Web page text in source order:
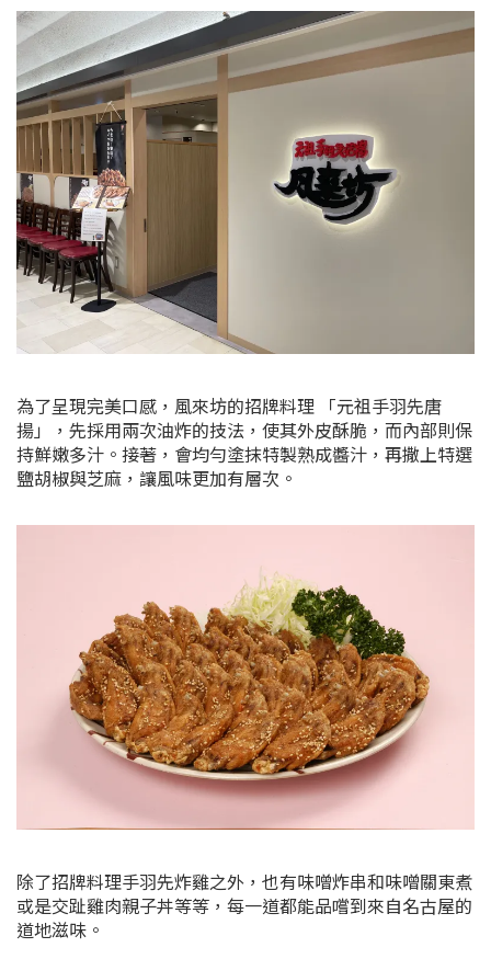
為了呈現完美口感，風來坊的招牌料理 「元祖手羽先唐
揚」，先採用兩次油炸的技法，使其外皮酥脆，而內部則保
持鮮嫩多汁。接著，會均勻塗抹特製熟成醬汁，再撒上特選
鹽胡椒與芝麻，讓風味更加有層次。
除了招牌料理手羽先炸雞之外，也有味噌炸串和味噌關東煮
或是交趾雞肉親子丼等等，每一道都能品嚐到來自名古屋的
道地滋味。